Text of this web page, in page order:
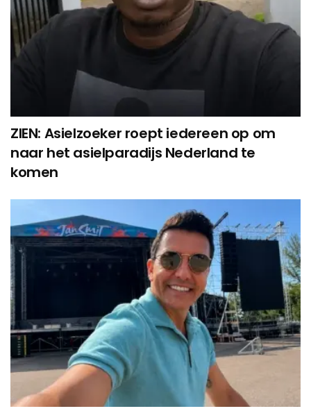
ZIEN: Asielzoeker roept iedereen op om
naar het asielparadijs Nederland te
komen